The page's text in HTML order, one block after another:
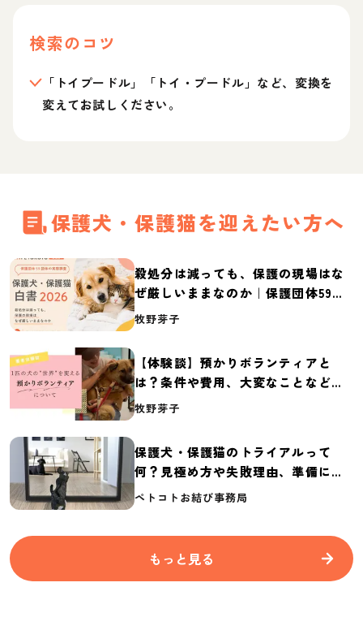
検索のコツ
「トイプードル」「トイ・プードル」など、変換を
変えてお試しください。
保護犬・保護猫を迎えたい方へ
殺処分は減っても、保護の現場はな
ぜ厳しいままなのか｜保護団体59団
体の実態調査【保護犬・保護猫白書
牧野芽子
【体験談】預かりボランティアと
は？条件や費用、大変なことなど紹
介
牧野芽子
保護犬・保護猫のトライアルって
何？見極め方や失敗理由、準備に必
要なものを紹介
ペトコトお結び事務局
もっと見る